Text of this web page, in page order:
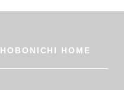
HOBONICHI HOME